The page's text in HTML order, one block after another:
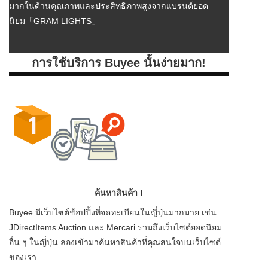
มากในด้านคุณภาพและประสิทธิภาพสูงจากแบรนด์ยอด
นิยม「GRAM LIGHTS」
การใช้บริการ Buyee นั้นง่ายมาก!
ค้นหาสินค้า !
Buyee มีเว็บไซต์ช้อปปิ้งที่จดทะเบียนในญี่ปุ่นมากมาย เช่น
JDirectItems Auction และ Mercari รวมถึงเว็บไซต์ยอดนิยม
อื่น ๆ ในญี่ปุ่น ลองเข้ามาค้นหาสินค้าที่คุณสนใจบนเว็บไซต์
ของเรา